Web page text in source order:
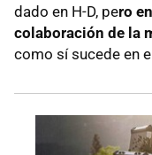
dado en H-D, pero
colaboración de la
como sí sucede en